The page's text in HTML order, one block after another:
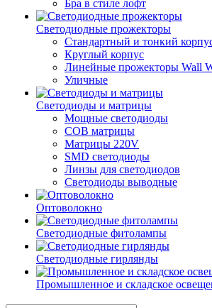
Бра в стиле лофт
Светодиодные прожекторы
Стандартный и тонкий
Круглый корпус
Линейные прожекторы Wall
Уличные
Светодиоды и матрицы
Мощные светодиоды
COB матрицы
Матрицы 220V
SMD светодиоды
Линзы для светодиодов
Светодиоды выводные
Оптоволокно
Светодиодные фитолампы
Светодиодные гирлянды
Промышленное и складское